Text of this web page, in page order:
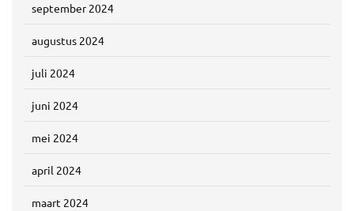
september 2024
augustus 2024
juli 2024
juni 2024
mei 2024
april 2024
maart 2024